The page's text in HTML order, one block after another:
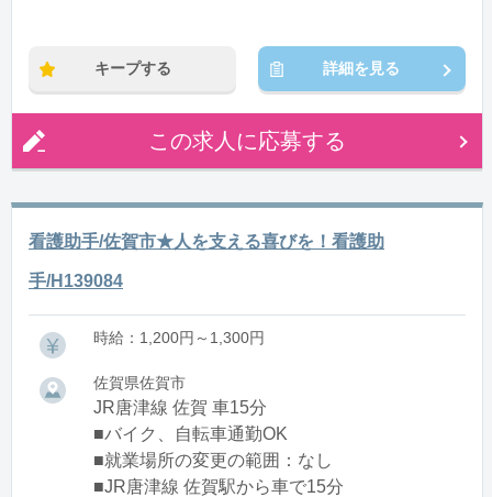
キープする 詳細を見る
この求人に応募する
看護助手/佐賀市★人を支える喜びを！看護助
手/H139084
時給：1,200円～1,300円
佐賀県佐賀市
JR唐津線 佐賀 車15分
■バイク、自転車通勤OK
■就業場所の変更の範囲：なし
■JR唐津線 佐賀駅から車で15分